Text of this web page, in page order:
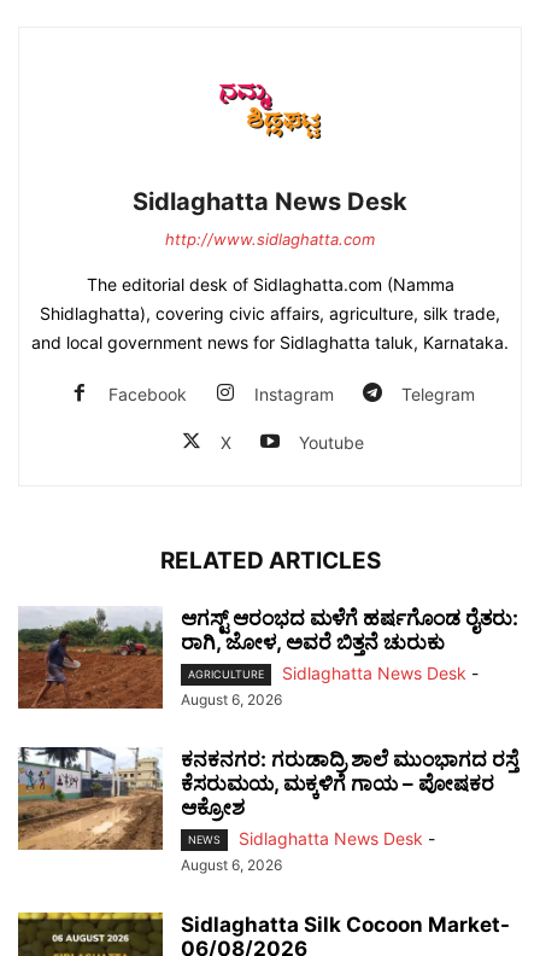
Sidlaghatta News Desk
http://www.sidlaghatta.com
The editorial desk of Sidlaghatta.com (Namma
Shidlaghatta), covering civic affairs, agriculture, silk trade,
and local government news for Sidlaghatta taluk, Karnataka.
Facebook Instagram Telegram
X Youtube
RELATED ARTICLES
ಆಗಸ್ಟ್ ಆರಂಭದ ಮಳೆಗೆ ಹರ್ಷಗೊಂಡ ರೈತರು:
ರಾಗಿ, ಜೋಳ, ಅವರೆ ಬಿತ್ತನೆ ಚುರುಕು
AGRICULTURE Sidlaghatta News Desk -
August 6, 2026
ಕನಕನಗರ: ಗರುಡಾದ್ರಿ ಶಾಲೆ ಮುಂಭಾಗದ ರಸ್ತೆ
ಕೆಸರುಮಯ, ಮಕ್ಕಳಿಗೆ ಗಾಯ – ಪೋಷಕರ
ಆಕ್ರೋಶ
NEWS Sidlaghatta News Desk -
August 6, 2026
Sidlaghatta Silk Cocoon Market-
06/08/2026